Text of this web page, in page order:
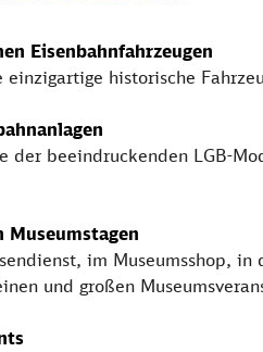
Eisenbahnfahrzeugen
einzigartige historische
der beeindruckenden LGB-
Museumstagen
im Museumsshop,
und großen